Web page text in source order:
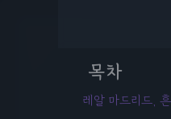
목차
레알 마드리드,